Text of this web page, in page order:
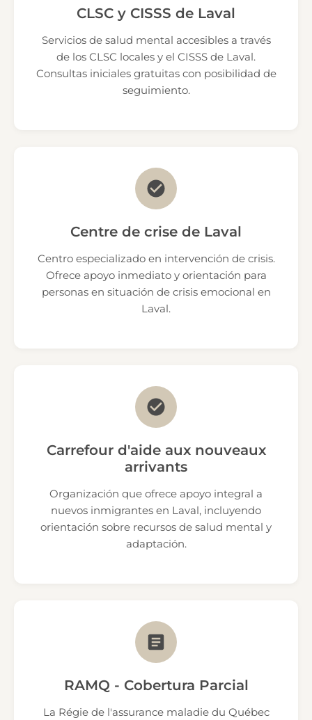
CLSC y CISSS de Laval
Servicios de salud mental accesibles a través
de los CLSC locales y el CISSS de Laval.
Consultas iniciales gratuitas con posibilidad de
seguimiento.
Centre de crise de Laval
Centro especializado en intervención de crisis.
Ofrece apoyo inmediato y orientación para
personas en situación de crisis emocional en
Laval.
Carrefour d'aide aux nouveaux
arrivants
Organización que ofrece apoyo integral a
nuevos inmigrantes en Laval, incluyendo
orientación sobre recursos de salud mental y
adaptación.
RAMQ - Cobertura Parcial
La Régie de l'assurance maladie du Québec